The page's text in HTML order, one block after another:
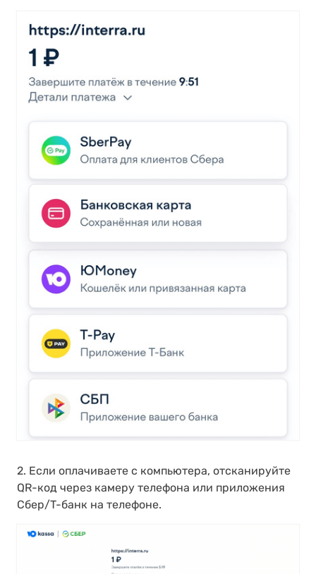
2. Если оплачиваете с компьютера, отсканируйте
QR-код через камеру телефона или приложения
Сбер/T-банк на телефоне.